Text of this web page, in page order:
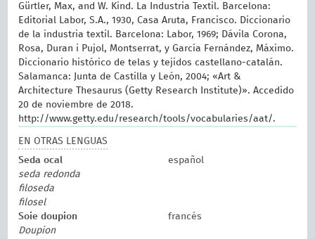
Gürtler, Max, and W. Kind. La Industria Textil. Barcelona:
Editorial Labor, S.A., 1930, Casa Aruta, Francisco. Diccionario
de la industria textil. Barcelona: Labor, 1969; Dávila Corona,
Rosa, Duran i Pujol, Montserrat, y García Fernández, Máximo.
Diccionario histórico de telas y tejidos castellano-catalán.
Salamanca: Junta de Castilla y León, 2004; «Art &
Architecture Thesaurus (Getty Research Institute)». Accedido
20 de noviembre de 2018.
http://www.getty.edu/research/tools/vocabularies/aat/.
EN OTRAS LENGUAS
Seda ocal
español
seda redonda
filoseda
filosel
Soie doupion
francés
Doupion